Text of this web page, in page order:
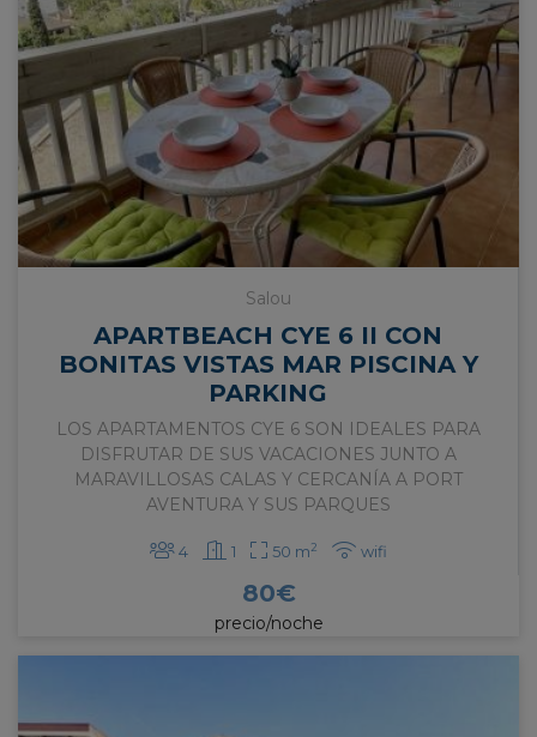
facilitamos estos pequeños consejos para acertar
con tu elección.
Encuentra la mejor ubicación de tu apartamento,
que será aquella que esté mejor conectada con los
diferentes medios de transporte que desees utilizar
y tenga un acceso más adecuado a actividades o
servicios que disfrutes durante tu estancia.
Valora cuánto tiempo vas a estar en el alojamiento,
ya que las necesidades serán diferentes si vas a
utilizarlo solo para dormir o vas a hacer un poco más
de vida dentro de él.
Piensa en el número de personas que van a convivir.
Esto es esencial para elegir un número de
habitaciones que permita una mejor relación entre
las personas, además de un poco más de intimidad
Ten en cuenta el equipamiento y servicios
disponibles en el alojamiento turístico, como por
Salou
APARTBEACH CYE 6 II CON
BONITAS VISTAS MAR PISCINA Y
PARKING
LOS APARTAMENTOS CYE 6 SON IDEALES PARA
DISFRUTAR DE SUS VACACIONES JUNTO A
MARAVILLOSAS CALAS Y CERCANÍA A PORT
AVENTURA Y SUS PARQUES
4 1 50 m2 wifi
80€
precio/noche